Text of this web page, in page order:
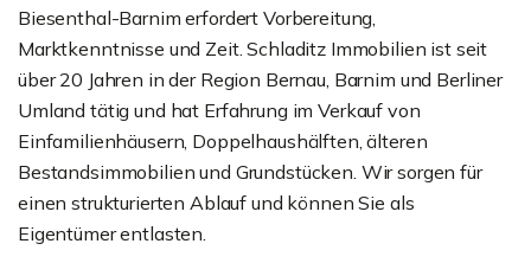
Biesenthal-Barnim erfordert Vorbereitung,
Marktkenntnisse und Zeit. Schladitz Immobilien ist seit
über 20 Jahren in der Region Bernau, Barnim und Berliner
Umland tätig und hat Erfahrung im Verkauf von
Einfamilienhäusern, Doppelhaushälften, älteren
Bestandsimmobilien und Grundstücken. Wir sorgen für
einen strukturierten Ablauf und können Sie als
Eigentümer entlasten.